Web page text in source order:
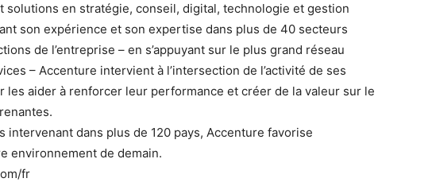
solutions en stratégie, conseil, digital, technologie et gestion
son expérience et son expertise dans plus de 40 secteurs
de l’entreprise – en s’appuyant sur le plus grand réseau
– Accenture intervient à l’intersection de l’activité de ses
les aider à renforcer leur performance et créer de la valeur sur le
intervenant dans plus de 120 pays, Accenture favorise
environnement de demain.
fr